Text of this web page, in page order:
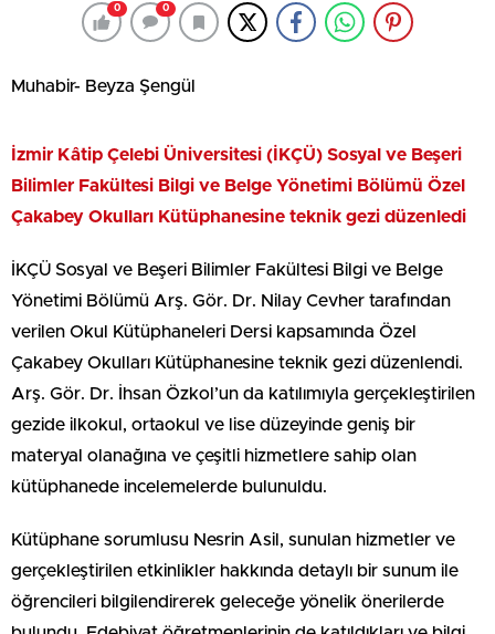
0 0
Muhabir- Beyza Şengül
İzmir Kâtip Çelebi Üniversitesi (İKÇÜ) Sosyal ve Beşeri
Bilimler Fakültesi Bilgi ve Belge Yönetimi Bölümü Özel
Çakabey Okulları Kütüphanesine teknik gezi düzenledi
İKÇÜ Sosyal ve Beşeri Bilimler Fakültesi Bilgi ve Belge
Yönetimi Bölümü Arş. Gör. Dr. Nilay Cevher tarafından
verilen Okul Kütüphaneleri Dersi kapsamında Özel
Çakabey Okulları Kütüphanesine teknik gezi düzenlendi.
Arş. Gör. Dr. İhsan Özkol’un da katılımıyla gerçekleştirilen
gezide ilkokul, ortaokul ve lise düzeyinde geniş bir
materyal olanağına ve çeşitli hizmetlere sahip olan
kütüphanede incelemelerde bulunuldu.
Kütüphane sorumlusu Nesrin Asil, sunulan hizmetler ve
gerçekleştirilen etkinlikler hakkında detaylı bir sunum ile
öğrencileri bilgilendirerek geleceğe yönelik önerilerde